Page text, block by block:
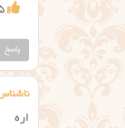
پاسخ
اره